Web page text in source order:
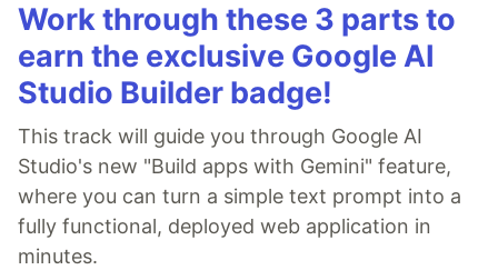
Work through these 3 parts to
earn the exclusive Google AI
Studio Builder badge!
This track will guide you through Google AI
Studio's new "Build apps with Gemini" feature,
where you can turn a simple text prompt into a
fully functional, deployed web application in
minutes.